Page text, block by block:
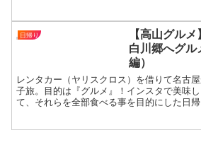
日帰り
【高山グル
白川郷へグル
編）
レンタカー（ヤリスクロス）を借りて名古
子旅。目的は『グルメ』！インスタで美味
て、それらを全部食べる事を目的にした日